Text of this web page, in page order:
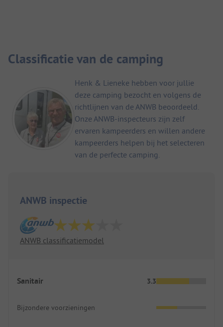
Classificatie van de camping
Henk & Lieneke hebben voor jullie
deze camping bezocht en volgens de
richtlijnen van de ANWB beoordeeld.
Onze ANWB-inspecteurs zijn zelf
ervaren kampeerders en willen andere
kampeerders helpen bij het selecteren
van de perfecte camping.
ANWB inspectie
ANWB classificatiemodel
Sanitair 3.3
Bijzondere voorzieningen